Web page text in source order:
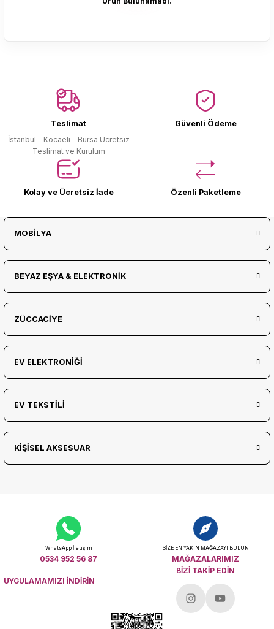
Teslimat
İstanbul - Kocaeli - Bursa Ücretsiz
Teslimat ve Kurulum
Güvenli Ödeme
Kolay ve Ücretsiz İade Özenli Paketleme
MOBİLYA
BEYAZ EŞYA & ELEKTRONİK
ZÜCCACİYE
EV ELEKTRONİĞİ
EV TEKSTİLİ
KİŞİSEL AKSESUAR
WhatsApp İletişim
0534 952 56 87
SİZE EN YAKIN MAĞAZAYI BULUN
MAĞAZALARIMIZ
UYGULAMAMIZI İNDİRİN
BİZİ TAKİP EDİN